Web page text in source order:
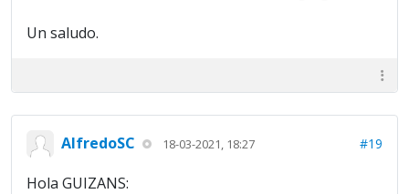
Un saludo.
AlfredoSC 18-03-2021, 18:27 #19
Hola GUIZANS: